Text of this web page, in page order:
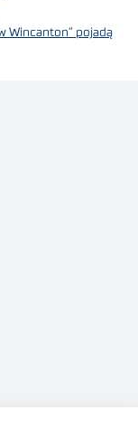
Wincanton” pojadą